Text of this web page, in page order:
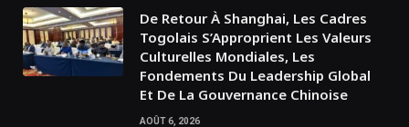
De Retour À Shanghai, Les Cadres
Togolais S’Approprient Les Valeurs
Culturelles Mondiales, Les
Fondements Du Leadership Global
Et De La Gouvernance Chinoise
AOÛT 6, 2026